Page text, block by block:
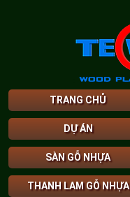
TRANG CHỦ
DỰ ÁN
SÀN GỖ NHỰA
THANH LAM GỖ NHỰA